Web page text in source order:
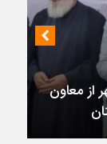
مانده است
و
از معاون